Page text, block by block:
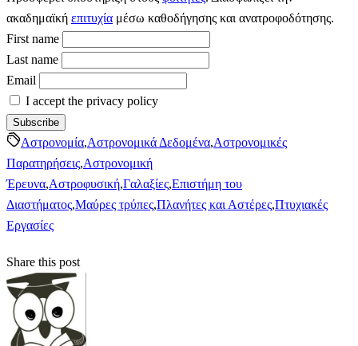
ακαδημαϊκή επιτυχία μέσω καθοδήγησης και ανατροφοδότησης.
First name
Last name
Email
I accept the privacy policy
Αστρονομία,Αστρονομικά Δεδομένα,Αστρονομικές
Παρατηρήσεις,Αστρονομική
Έρευνα,Αστροφυσική,Γαλαξίες,Επιστήμη του
Διαστήματος,Μαύρες τρύπες,Πλανήτες και Αστέρες,Πτυχιακές
Εργασίες
Share this post